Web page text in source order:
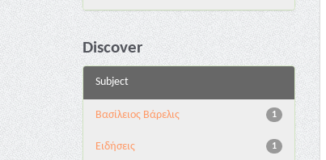
Discover
Subject
1
Βασίλειος Βάρελις
1
Ειδήσεις